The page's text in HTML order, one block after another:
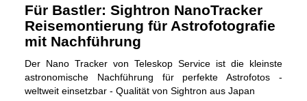
Für Bastler: Sightron NanoTracker
Reisemontierung für Astrofotografie
mit Nachführung
Der Nano Tracker von Teleskop Service ist die kleinste
astronomische Nachführung für perfekte Astrofotos -
weltweit einsetzbar - Qualität von Sightron aus Japan